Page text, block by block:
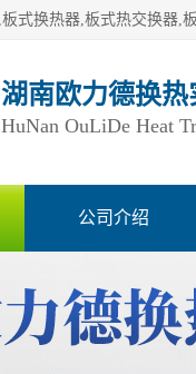
湖南欧力德换热
HuNan OuLiDe Heat
公司介绍